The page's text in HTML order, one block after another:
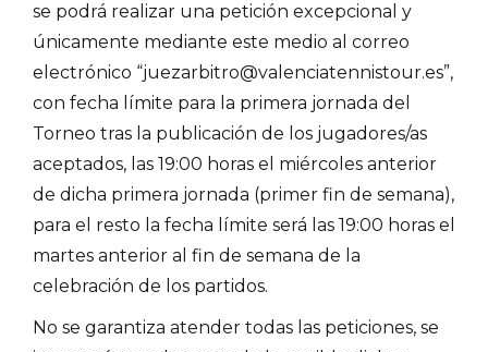
se podrá realizar una petición excepcional y
únicamente mediante este medio al correo
electrónico “juezarbitro@valenciatennistour.es”,
con fecha límite para la primera jornada del
Torneo tras la publicación de los jugadores/as
aceptados, las 19:00 horas el miércoles anterior
de dicha primera jornada (primer fin de semana),
para el resto la fecha límite será las 19:00 horas el
martes anterior al fin de semana de la
celebración de los partidos.
No se garantiza atender todas las peticiones, se